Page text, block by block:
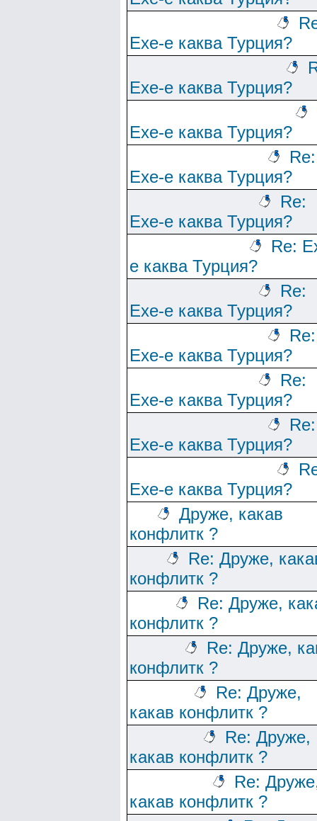
Ехе-е каква Турция?
Ехе-е каква Турция?
Ехе-е каква Турция?
Re:
Ехе-е каква Турция?
Re:
Ехе-е каква Турция?
Re:
е каква Турция?
Re:
Ехе-е каква Турция?
Re:
Ехе-е каква Турция?
Re:
Ехе-е каква Турция?
Re:
Ехе-е каква Турция?
Ехе-е каква Турция?
Друже, какав
конфлитк ?
Re: Друже,
конфлитк ?
Re: Друже,
конфлитк ?
Re: Друже,
конфлитк ?
Re: Друже,
какав конфлитк ?
Re: Друже,
какав конфлитк ?
Re:
какав конфлитк ?